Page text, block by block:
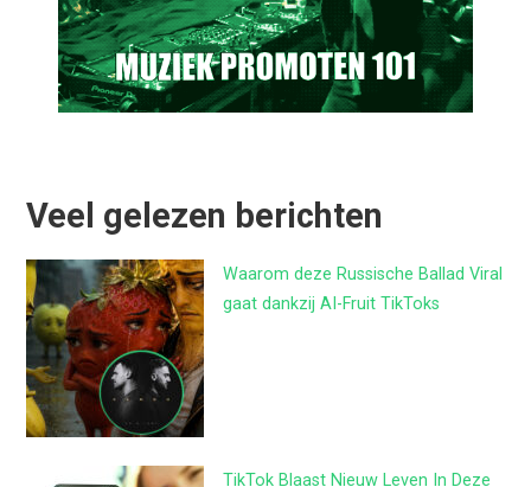
Veel gelezen berichten
Waarom deze Russische Ballad Viral
gaat dankzij AI-Fruit TikToks
TikTok Blaast Nieuw Leven In Deze